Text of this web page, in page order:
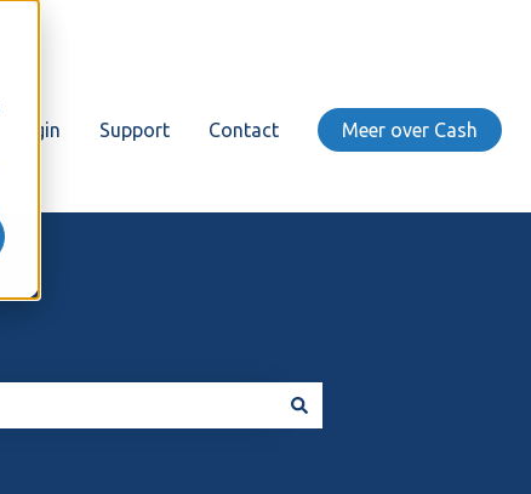
Login Support Contact Meer over Cash